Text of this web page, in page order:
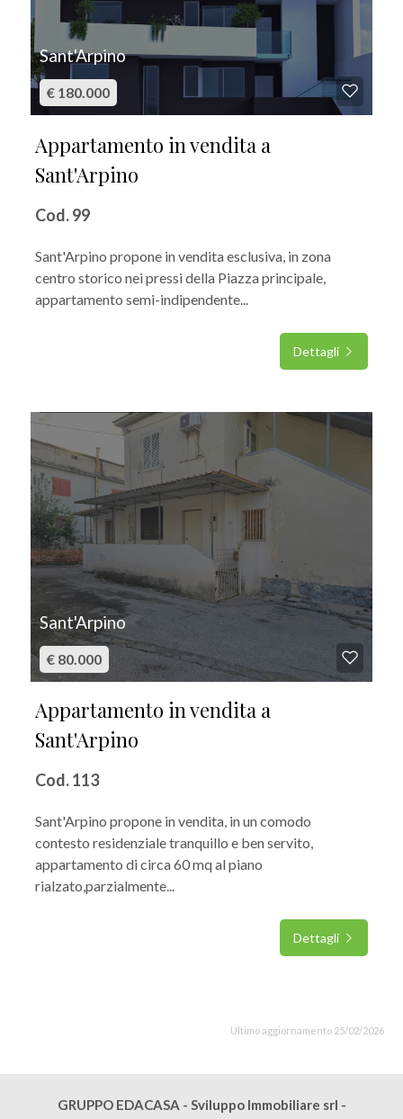
Sant'Arpino
€ 180.000
Appartamento in vendita a
Sant'Arpino
Cod. 99
Sant'Arpino propone in vendita esclusiva, in zona
centro storico nei pressi della Piazza principale,
appartamento semi-indipendente...
Dettagli
Sant'Arpino
€ 80.000
Appartamento in vendita a
Sant'Arpino
Cod. 113
Sant'Arpino propone in vendita, in un comodo
contesto residenziale tranquillo e ben servito,
appartamento di circa 60 mq al piano
rialzato,parzialmente...
Dettagli
Ultimo aggiornamento 25/02/2026
GRUPPO EDACASA - Sviluppo Immobiliare srl -